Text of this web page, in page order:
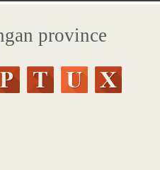
province